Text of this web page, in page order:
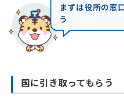
まずは役所の窓
う
国に引き取ってもらう